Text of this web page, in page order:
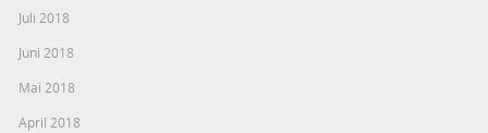
Juli 2018
Juni 2018
Mai 2018
April 2018